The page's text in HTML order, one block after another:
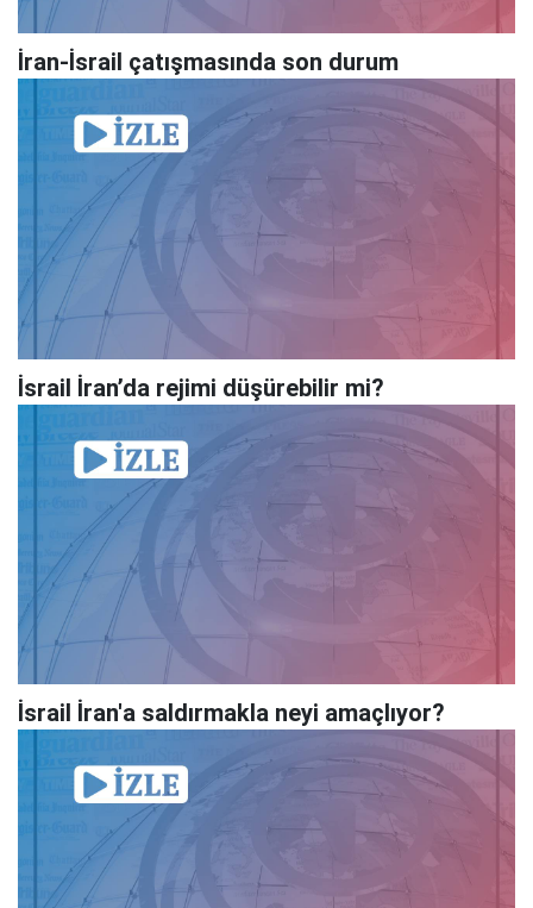
İran-İsrail çatışmasında son durum
İsrail İran’da rejimi düşürebilir mi?
İsrail İran'a saldırmakla neyi amaçlıyor?